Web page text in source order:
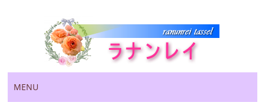
Main menu
to
MENU